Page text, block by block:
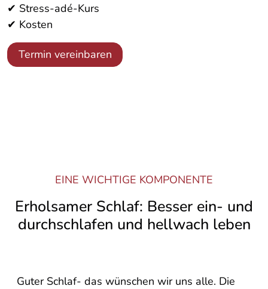
✔ Stress-adé-Kurs
✔ Kosten
Termin vereinbaren
EINE WICHTIGE KOMPONENTE
Erholsamer Schlaf: Besser ein- und
durchschlafen und hellwach leben
Guter Schlaf- das wünschen wir uns alle. Die